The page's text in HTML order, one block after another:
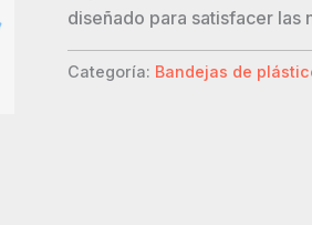
diseñado para satisfacer las
Categoría: Bandejas de